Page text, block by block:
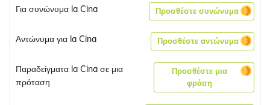
Για συνώνυμα la Cina Προσθέστε συνώνυμα
Αντώνυμα για la Cina Προσθέστε αντώνυμα
Παραδείγματα la Cina σε μια
πρόταση
Προσθέστε μια
φράση